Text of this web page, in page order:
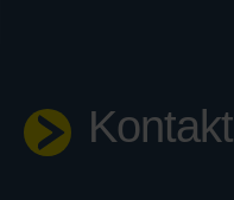
Kontakt